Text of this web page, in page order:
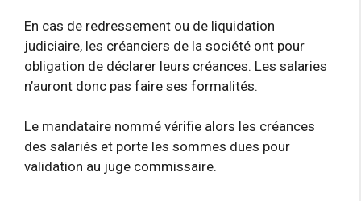
En cas de redressement ou de liquidation
judiciaire, les créanciers de la société ont pour
obligation de déclarer leurs créances. Les salaries
n’auront donc pas faire ses formalités.
Le mandataire nommé vérifie alors les créances
des salariés et porte les sommes dues pour
validation au juge commissaire.